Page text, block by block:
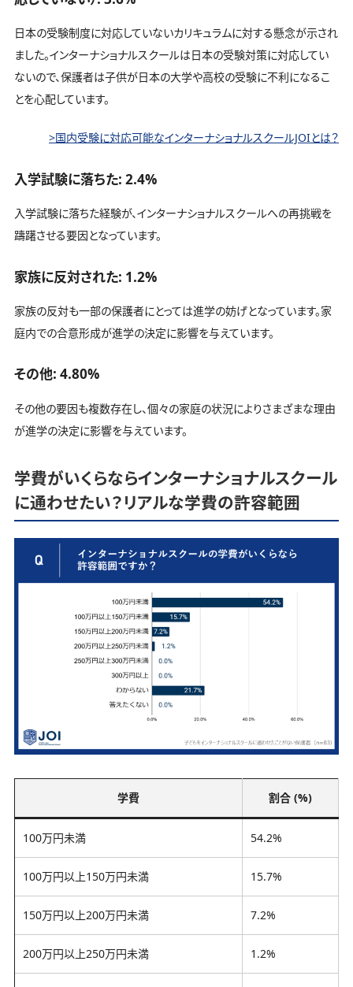
日本の受験制度に対応していないカリキュラムに対する懸念が示され
ました。インターナショナルスクールは日本の受験対策に対応してい
ないので、保護者は子供が日本の大学や高校の受験に不利になるこ
とを心配しています。
>国内受験に対応可能なインターナショナルスクールJOIとは？
入学試験に落ちた: 2.4%
入学試験に落ちた経験が、インターナショナルスクールへの再挑戦を
躊躇させる要因となっています。
家族に反対された: 1.2%
家族の反対も一部の保護者にとっては進学の妨げとなっています。家
庭内での合意形成が進学の決定に影響を与えています。
その他: 4.80%
その他の要因も複数存在し、個々の家庭の状況によりさまざまな理由
が進学の決定に影響を与えています。
学費がいくらならインターナショナルスクール
に通わせたい？リアルな学費の許容範囲
学費 割合 (%)
100万円未満 54.2%
100万円以上150万円未満 15.7%
150万円以上200万円未満 7.2%
200万円以上250万円未満 1.2%